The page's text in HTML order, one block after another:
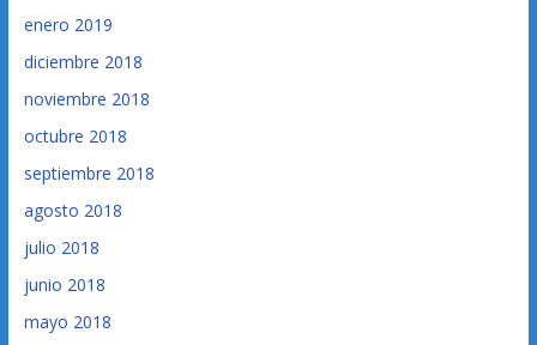
enero 2019
diciembre 2018
noviembre 2018
octubre 2018
septiembre 2018
agosto 2018
julio 2018
junio 2018
mayo 2018